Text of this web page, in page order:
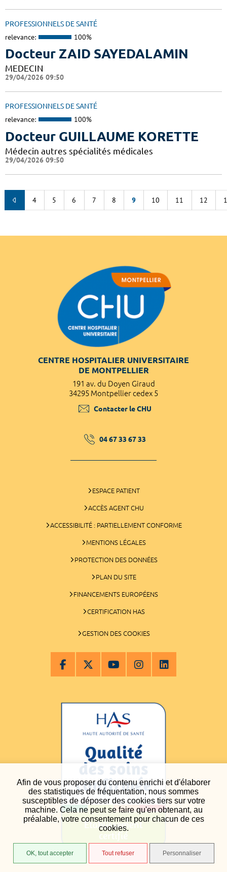
Afin de vous proposer du contenu enrichi et d'élaborer
des statistiques de fréquentation, nous sommes
susceptibles de déposer des cookies tiers sur votre
machine. Cela ne peut se faire qu'en obtenant, au
préalable, votre consentement pour chacun de ces
cookies.
OK, tout accepter Tout refuser Personnaliser
PROFESSIONNELS DE SANTÉ
relevance: 100%
Docteur ZAID SAYEDALAMIN
MEDECIN
29/04/2026 09:50
PROFESSIONNELS DE SANTÉ
relevance: 100%
Docteur GUILLAUME KORETTE
Médecin autres spécialités médicales
29/04/2026 09:50
4 5 6 7 8 9 10 11 12
CENTRE HOSPITALIER UNIVERSITAIRE
DE MONTPELLIER
191 av. du Doyen Giraud
34295 Montpellier cedex 5
Contacter le CHU
04 67 33 67 33
ESPACE PATIENT
ACCÈS AGENT CHU
ACCESSIBILITÉ : PARTIELLEMENT CONFORME
MENTIONS LÉGALES
PROTECTION DES DONNÉES
PLAN DU SITE
FINANCEMENTS EUROPÉENS
CERTIFICATION HAS
GESTION DES COOKIES